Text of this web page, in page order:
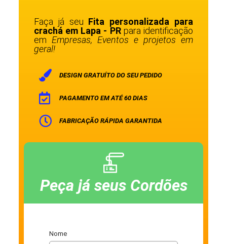
Faça já seu Fita personalizada para
crachá em Lapa - PR para identificação
emEmpresas, Eventos e projetos em
geral!
DESIGN GRATUÍTO DO SEU PEDIDO
PAGAMENTO EM ATÉ 60 DIAS
FABRICAÇÃO RÁPIDA GARANTIDA
Peça já seus Cordões
Nome